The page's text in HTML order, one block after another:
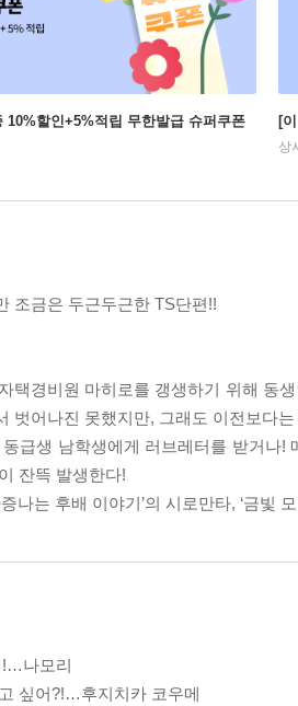
10%할인+5%적립 무한발급 슈퍼쿠폰 [
상
조금은 두근두근한 TS단편!!
택경비원 마히로를 갱생하기 위해 동
벗어나진 못했지만, 그래도 이전보다
동급생 남학생에게 러브레터를 받거나
잔뜩 발생한다!
증나는 후배 이야기’의 시로만타, ‘금빛
나모리
싶어?!…후지치카 코우메